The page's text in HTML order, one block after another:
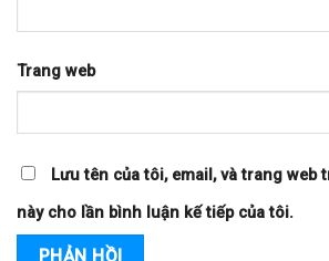
Trang web
Lưu tên của tôi, email, và trang web
này cho lần bình luận kế tiếp của tôi.